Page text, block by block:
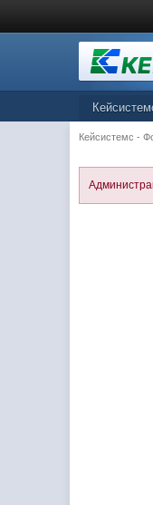
Кейсистемс -